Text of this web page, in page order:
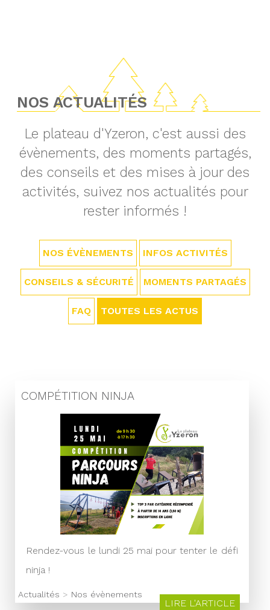
NOS ACTUALITÉS
Le plateau d'Yzeron, c'est aussi des
évènements, des moments partagés,
des conseils et des mises à jour des
activités, suivez nos actualités pour
rester informés !
NOS ÉVÈNEMENTS INFOS ACTIVITÉS
CONSEILS & SÉCURITÉ MOMENTS PARTAGÉS
FAQ TOUTES LES ACTUS
COMPÉTITION NINJA
Rendez-vous le lundi 25 mai pour tenter le défi
ninja !
Actualités > Nos évènements
LIRE L'ARTICLE